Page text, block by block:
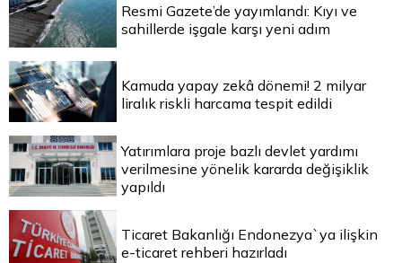
Resmi Gazete’de yayımlandı: Kıyı ve
sahillerde işgale karşı yeni adım
Kamuda yapay zekâ dönemi! 2 milyar
liralık riskli harcama tespit edildi
Yatırımlara proje bazlı devlet yardımı
verilmesine yönelik kararda değişiklik
yapıldı
Ticaret Bakanlığı Endonezya`ya ilişkin
e-ticaret rehberi hazırladı